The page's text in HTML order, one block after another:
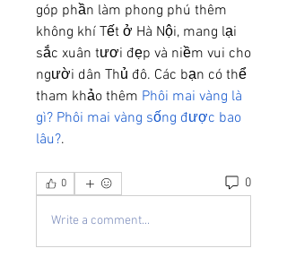
góp phần làm phong phú thêm
không khí Tết ở Hà Nội, mang lại
sắc xuân tươi đẹp và niềm vui cho
người dân Thủ đô. Các bạn có thể
tham khảo thêm Phôi mai vàng là
gì? Phôi mai vàng sống được bao
lâu?.
0 0
Write a comment...